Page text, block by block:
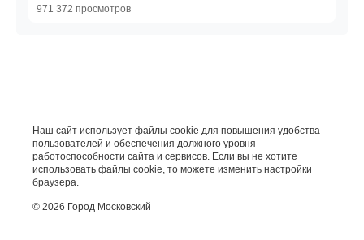
971 372 просмотров
Наш сайт использует файлы cookie для повышения удобства
пользователей и обеспечения должного уровня
работоспособности сайта и сервисов. Если вы не хотите
использовать файлы cookie, то можете изменить настройки
браузера.
© 2026 Город Московский